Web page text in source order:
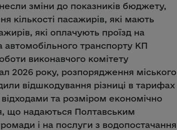
зміни до показників бюджету,
кількості пасажирів, які мають
які оплачують проїзд на
транспорту КП
виконавчого комітету
2026 року, розпорядження міського
відшкодування різниці в тарифах
та розміром економічно
що надаються Полтавським
і на послуги з водопостачання